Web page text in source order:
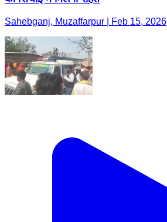
Sahebganj, Muzaffarpur | Feb 15, 2026